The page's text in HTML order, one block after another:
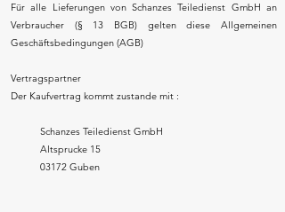
Für alle Lieferungen von Schanzes Teiledienst GmbH an
Verbraucher (§ 13 BGB) gelten diese Allgemeinen
Geschäftsbedingungen (AGB)
Vertragspartner
Der Kaufvertrag kommt zustande mit :
Schanzes Teiledienst GmbH
Altsprucke 15
03172 Guben